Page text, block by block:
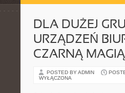
DLA DUŻEJ
URZĄDZEŃ
CZARNĄ
POSTED BY ADMIN
WYŁĄCZONA